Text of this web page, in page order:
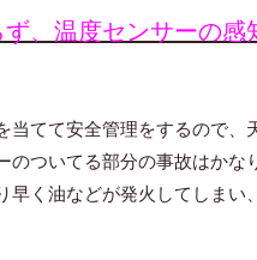
、温度センサーの感
当てて安全管理をするので、
ついてる部分の事故はかな
く油などが発火してしまい